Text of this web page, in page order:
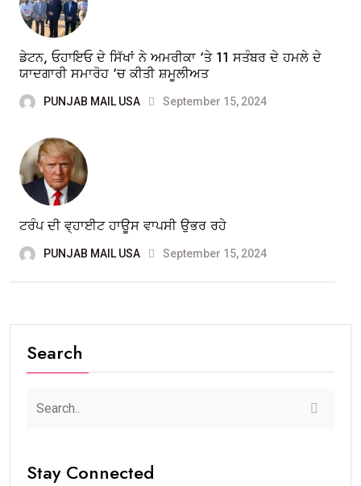
ਡੇਟਨ, ਓਹਾਇਓ ਦੇ ਸਿੱਖਾਂ ਨੇ ਅਮਰੀਕਾ ‘ਤੇ 11 ਸਤੰਬਰ ਦੇ ਹਮਲੇ ਦੇ
ਯਾਦਗਾਰੀ ਸਮਾਰੋਹ ‘ਚ ਕੀਤੀ ਸ਼ਮੂਲੀਅਤ
PUNJAB MAIL USA September 15, 2024
ਟਰੰਪ ਦੀ ਵ੍ਹਾਈਟ ਹਾਊਸ ਵਾਪਸੀ ਉਭਰ ਰਹੇ
PUNJAB MAIL USA September 15, 2024
Search
Stay Connected